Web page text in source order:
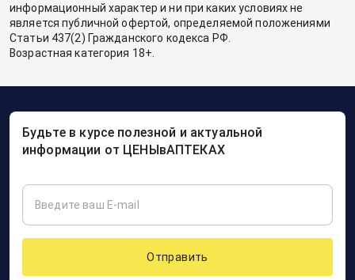
информационный характер и ни при каких условиях не
является публичной офертой, определяемой положениями
Статьи 437(2) Гражданского кодекса РФ.
Возрастная категория 18+.
Будьте в курсе полезной и актуальной
информации от ЦЕНЫвАПТЕКАХ
Отправить